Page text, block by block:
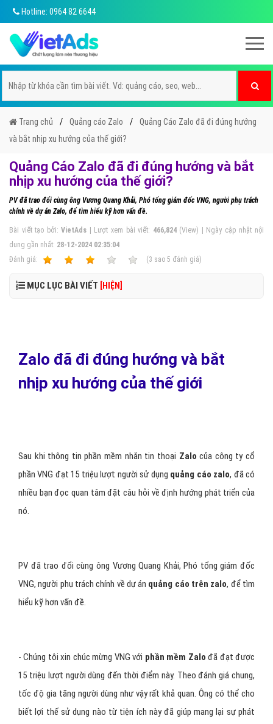
Hotline: 0964 82 6644
Trang chủ Quảng cáo Zalo
Quảng Cáo Zalo đã đi đúng hướng
và bắt nhịp xu hướng của thế giới?
Quảng Cáo Zalo đã đi đúng hướng và bắt
nhịp xu hướng của thế giới?
PV đã trao đổi cùng ông Vương Quang Khải, Phó tổng giám đốc VNG, người phụ trách
chính về dự án Zalo, để tìm hiểu kỹ hơn vấn đề.
Bài viết tạo bởi:VietAds | Lượt xem bài viết: 466,824(View) | Ngày cập nhật nội
dung gần nhất: 28-12-2024 02:35:04
Ðánh giá:
(3 sao 5 đánh giá)
MỤC LỤC BÀI VIẾT [HIỆN]
Zalo đã đi đúng hướng và bắt
nhịp xu hướng của thế giới
Sau khi thông tin phần mềm nhắn tin thoại Zalocủa công ty cổ
phần VNG đạt 15 triệu lượt người sử dụng quảng cáo zalo, đã có
nhiều bạn đọc quan tâm đặt câu hỏi về định hướng phát triển của
nó.
PV đã trao đổi cùng ông Vương Quang Khải, Phó tổng giám đốc
VNG, người phụ trách chính về dự án quảng cáo trên zalo, để tìm
hiểu kỹ hơn vấn đề.
- Chúng tôi xin chúc mừng VNG với phần mềm Zalo đã đạt được
15 triệu lượt người dùng đến thời điểm này. Theo đánh giá chung,
tốc độ gia tăng người dùng như vậy rất khả quan. Ông có thể cho
biết lợi thế sử dụng nào từ tiện ích này đã giúp mang lại sự phát